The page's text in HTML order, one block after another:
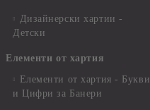
Дизайнерски хартии -
Детски
Елементи от хартия
Елементи от хартия - Букви
и Цифри за Банери